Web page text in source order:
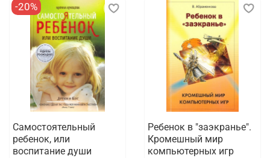
-20%
Самостоятельный
ребенок, или
воспитание души
Ребенок в "заэкранье".
Кромешный мир
компьютерных игр